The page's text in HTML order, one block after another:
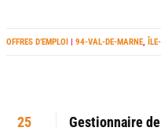
OFFRES D’EMPLOI | 94-VAL-DE-MARNE,
25 Gestionnaire